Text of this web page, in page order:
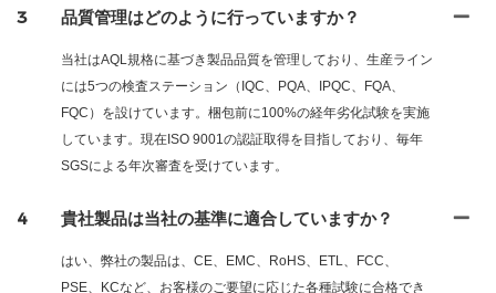
3 品質管理はどのように行っていますか？
当社はAQL規格に基づき製品品質を管理しており、生産ライン
には5つの検査ステーション（IQC、PQA、IPQC、FQA、
FQC）を設けています。梱包前に100%の経年劣化試験を実施
しています。現在ISO 9001の認証取得を目指しており、毎年
SGSによる年次審査を受けています。
4 貴社製品は当社の基準に適合していますか？
はい、弊社の製品は、CE、EMC、RoHS、ETL、FCC、
PSE、KCなど、お客様のご要望に応じた各種試験に合格でき